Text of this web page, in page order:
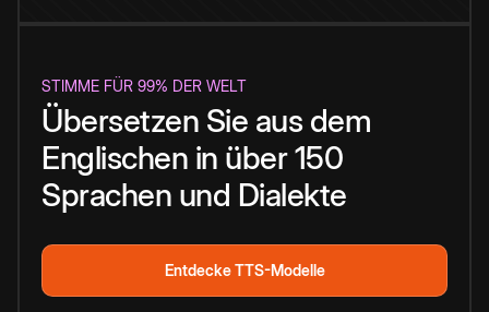
STIMME FÜR 99% DER WELT
Übersetzen Sie aus dem
Englischen in über 150
Sprachen und Dialekte
Entdecke TTS-Modelle